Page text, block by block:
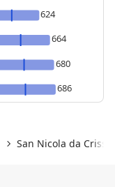
624
664
680
686
San Nicola da Crissa